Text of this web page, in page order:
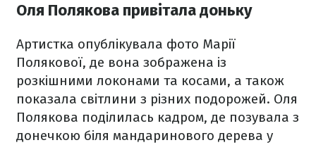
Оля Полякова привітала доньку
Артистка опублікувала фото Марії
Полякової, де вона зображена із
розкішними локонами та косами, а також
показала світлини з різних подорожей. Оля
Полякова поділилась кадром, де позувала з
донечкою біля мандаринового дерева у